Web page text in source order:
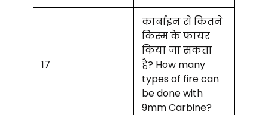
17
कार्बाइन से कितने
किस्म के फायर
किया जा सकता
है? How many
types of fire can
be done with
9mm Carbine?